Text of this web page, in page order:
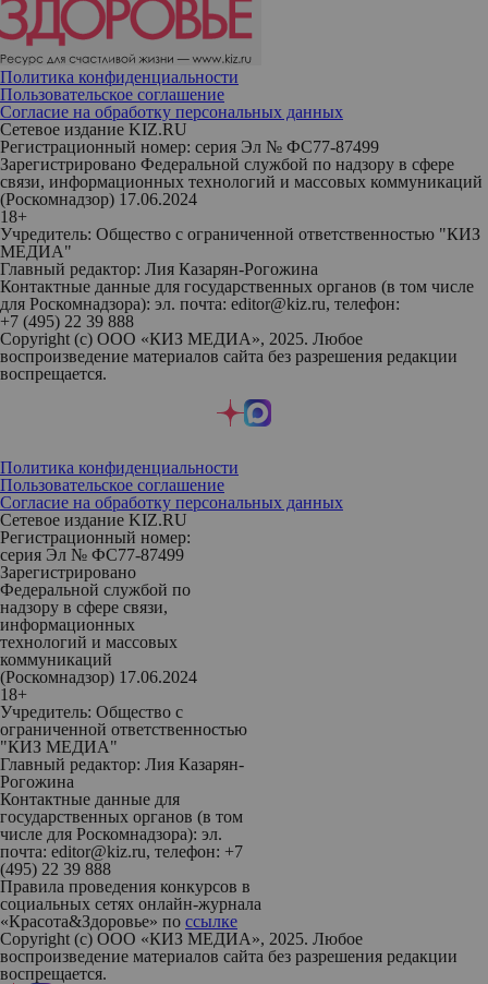
Политика конфиденциальности
Пользовательское соглашение
Согласие на обработку персональных данных
Сетевое издание KIZ.RU
Регистрационный номер: серия Эл № ФС77-87499
Зарегистрировано Федеральной службой по надзору в сфере
связи, информационных технологий и массовых коммуникаций
(Роскомнадзор) 17.06.2024
18+
Учредитель: Общество с ограниченной ответственностью "КИЗ
МЕДИА"
Главный редактор: Лия Казарян-Рогожина
Контактные данные для государственных органов (в том числе
для Роскомнадзора): эл. почта: editor@kiz.ru, телефон:
+7 (495) 22 39 888
Copyright (с) ООО «КИЗ МЕДИА», 2025. Любое
воспроизведение материалов сайта без разрешения редакции
воспрещается.
Политика конфиденциальности
Пользовательское соглашение
Согласие на обработку персональных данных
Сетевое издание KIZ.RU
Регистрационный номер:
серия Эл № ФС77-87499
Зарегистрировано
Федеральной службой по
надзору в сфере связи,
информационных
технологий и массовых
коммуникаций
(Роскомнадзор) 17.06.2024
18+
Учредитель: Общество с
ограниченной ответственностью
"КИЗ МЕДИА"
Главный редактор: Лия Казарян-
Рогожина
Контактные данные для
государственных органов (в том
числе для Роскомнадзора): эл.
почта: editor@kiz.ru, телефон: +7
(495) 22 39 888
Правила проведения конкурсов в
социальных сетях онлайн-журнала
«Красота&Здоровье» по ссылке
Copyright (с) ООО «КИЗ МЕДИА», 2025. Любое
воспроизведение материалов сайта без разрешения редакции
воспрещается.